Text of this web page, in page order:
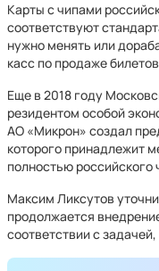
Карты с чипами
соответствуют
нужно менять или
касс по продаже
Еще в 2018 году
резидентом особой
АО «Микрон» создал
которого принадлежит
полностью российского
Максим Ликсутов
продолжается
соответствии с